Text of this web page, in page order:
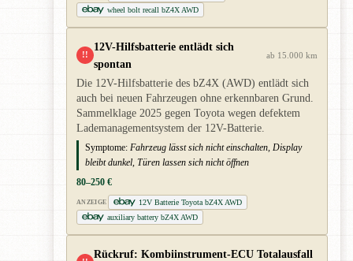
wheel bolt recall bZ4X AWD
!!
12V-Hilfsbatterie entlädt sich
spontan
ab 15.000 km
Die 12V-Hilfsbatterie des bZ4X (AWD) entlädt sich
auch bei neuen Fahrzeugen ohne erkennbaren Grund.
Sammelklage 2025 gegen Toyota wegen defektem
Lademanagementsystem der 12V-Batterie.
Symptome: Fahrzeug lässt sich nicht einschalten, Display
bleibt dunkel, Türen lassen sich nicht öffnen
80–250 €
ANZEIGE
12V Batterie Toyota bZ4X AWD
auxiliary battery bZ4X AWD
Rückruf: Kombiinstrument-ECU Totalausfall